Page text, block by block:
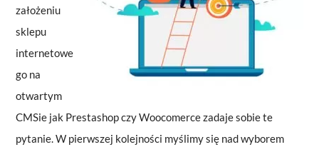
założeniu
sklepu
internetowe
go na
otwartym
CMSie jak Prestashop czy Woocomerce zadaje sobie te
pytanie. W pierwszej kolejności myślimy się nad wyborem